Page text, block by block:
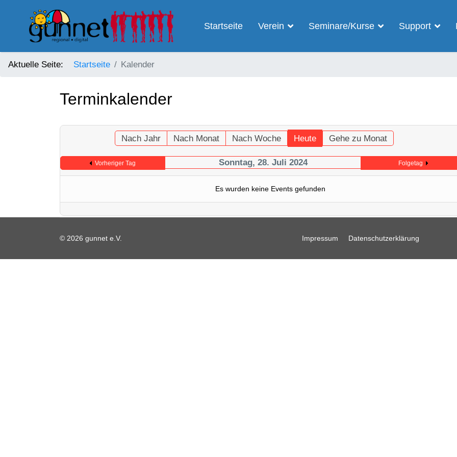
Startseite Verein Seminare/Kurse Support
Aktuelle Seite: Startseite Kalender
Terminkalender
Nach Jahr Nach Monat Nach Woche Heute Gehe zu Monat
Vorheriger Tag Sonntag, 28. Juli 2024 Folgetag
Es wurden keine Events gefunden
© 2026 gunnet e.V. Impressum Datenschutzerklärung